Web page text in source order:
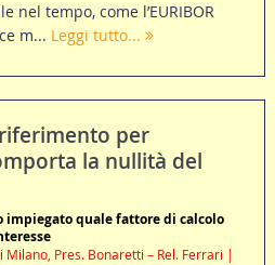
nel tempo, come l’EURIBOR
m... Leggi tutto...
per
la nullità del
impiegato quale fattore di calcolo
Pres. Bonaretti – Rel. Ferrari |